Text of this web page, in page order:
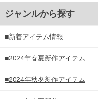
ジャンルから探す
■新着アイテム情報
■2024年春夏新作アイテム
■2024年秋冬新作アイテム